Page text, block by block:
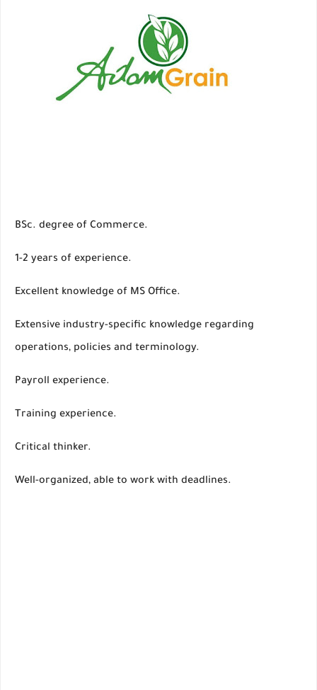
BSc. degree of Commerce.
1-2 years of experience.
Excellent knowledge of MS Office.
Extensive industry-specific knowledge regarding
operations, policies and terminology.
Payroll experience.
Training experience.
Critical thinker.
Well-organized, able to work with deadlines.